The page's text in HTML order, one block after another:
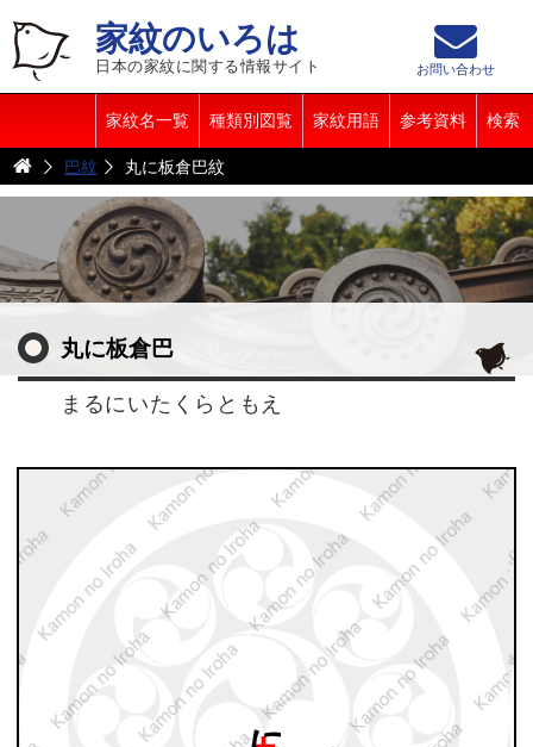
家紋のいろは
日本の家紋に関する情報サイト
家紋名一覧 種類別図覧 家紋用語 参考資料 検索
お問い合わせ
巴紋 丸に板倉巴紋
丸に板倉巴
まるにいたくらともえ
板倉巴